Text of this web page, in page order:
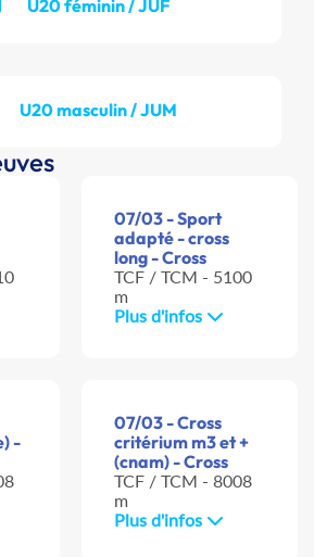
U20 féminin / JUF
U20 masculin / JUM
07/03 - Sport
adapté - cross
long - Cross
TCF / TCM - 5100
m
Plus d'infos
-
07/03 - Cross
critérium m3 et +
(cnam) - Cross
TCF / TCM - 8008
m
Plus d'infos